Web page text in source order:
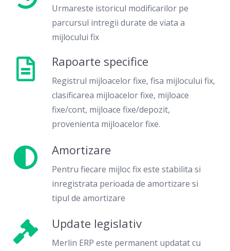
Urmareste istoricul modificarilor pe
parcursul intregii durate de viata a
mijlocului fix
Rapoarte specifice
Registrul mijloacelor fixe, fisa mijlocului fix,
clasificarea mijloacelor fixe, mijloace
fixe/cont, mijloace fixe/depozit,
provenienta mijloacelor fixe.
Amortizare
Pentru fiecare mijloc fix este stabilita si
inregistrata perioada de amortizare si
tipul de amortizare
Update legislativ
Merlin ERP este permanent updatat cu